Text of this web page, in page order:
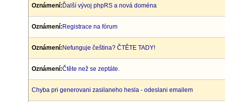
Oznámení: Ďalší vývoj phpRS a nová doména
Oznámení: Registrace na fórum
Oznámení: Nefunguje čeština? ČTĚTE TADY!
Oznámení:Čtěte než se zeptáte.
Chyba pri generovani zasilaneho hesla - odeslani emailem